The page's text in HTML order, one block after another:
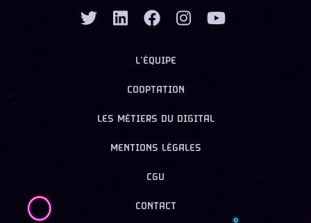
L’ÉQUIPE
COOPTATION
LES MÉTIERS DU DIGITAL
MENTIONS LÉGALES
CGU
CONTACT